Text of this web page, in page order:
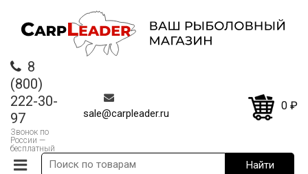
8
(800)
222-30-
97
Звонок по
России —
бесплатный
sale@carpleader.ru
0 ₽